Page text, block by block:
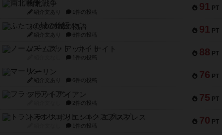
91 PT
南北戦争
紹介文あり 1件の投稿
91 PT
ふたつの城の物語
紹介文あり 6件の投稿
88 PT
ノームズ・アット・ナイト
1件の投稿
76 PT
マーリン
紹介文あり 6件の投稿
75 PT
フラットアイアン
2件の投稿
70 PT
トランスオリエント・エクスプレス
1件の投稿